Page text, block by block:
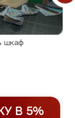
шкаф
В 5%